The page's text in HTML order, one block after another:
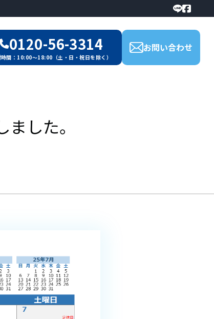
0120-56-3314
間：10:00～18:00（土・日・祝日を除く）
お問い合わせ
した。